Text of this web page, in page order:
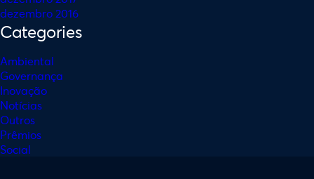
dezembro 2016
Categories
Ambiental
Governança
Inovação
Notícias
Outros
Prêmios
Social